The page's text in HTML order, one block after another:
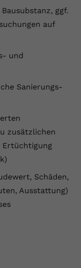
ggf.
auf
und
Sanierungs-
zusätzlichen
Ertüchtigung
Schäden,
Ausstattung)